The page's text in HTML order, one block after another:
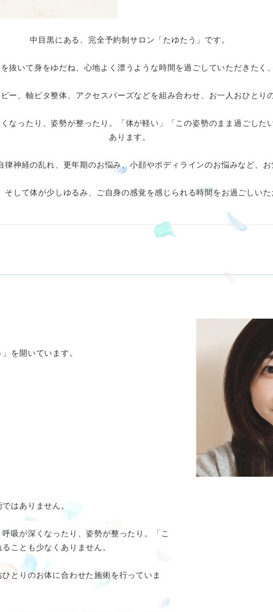
中目黒にある、完全予約制サロン「たゆたう」です。
を抜いて身をゆだね、心地よく漂うような時間を過ごしていただきたく
ー、軸ピタ整体、アクセスバーズなどを組み合わせ、お一人おひとり
なったり、姿勢が整ったり。「体が軽い」「この姿勢のまま過ごした
あります。
律神経の乱れ、更年期のお悩み、小顔やボディラインのお悩みなど、お
そして体が少しゆるみ、ご自身の感覚を感じられる時間をお過ごしいた
を開いています。
はありません。
吸が深くなったり、姿勢が整ったり。「こ
ことも少なくありません。
とりのお体に合わせた施術を行っていま